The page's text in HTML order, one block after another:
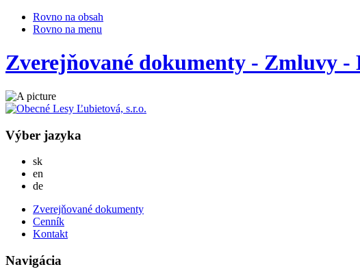
Rovno na obsah
Rovno na menu
Zverejňované dokumenty - Zmluvy -
Výber jazyka
skSlovensky
en
deDeutsch
Zverejňované dokumenty
Cenník
Kontakt
Navigácia